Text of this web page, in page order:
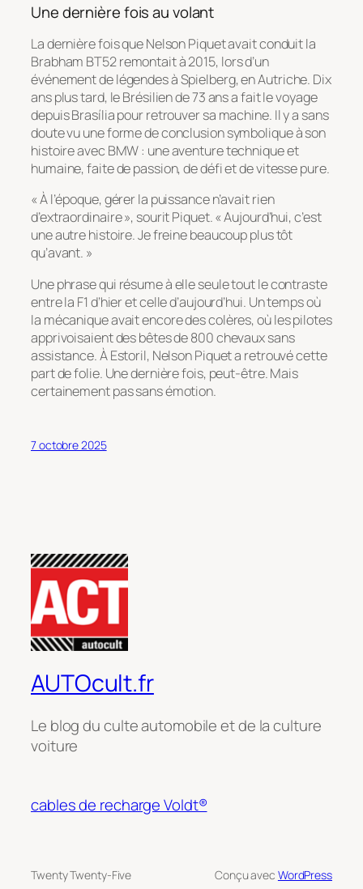
Une dernière fois au volant
La dernière fois que Nelson Piquet avait conduit la
Brabham BT52 remontait à 2015, lors d’un
événement de légendes à Spielberg, en Autriche. Dix
ans plus tard, le Brésilien de 73 ans a fait le voyage
depuis Brasília pour retrouver sa machine. Il y a sans
doute vu une forme de conclusion symbolique à son
histoire avec BMW : une aventure technique et
humaine, faite de passion, de défi et de vitesse pure.
« À l’époque, gérer la puissance n’avait rien
d’extraordinaire », sourit Piquet. « Aujourd’hui, c’est
une autre histoire. Je freine beaucoup plus tôt
qu’avant. »
Une phrase qui résume à elle seule tout le contraste
entre la F1 d’hier et celle d’aujourd’hui. Un temps où
la mécanique avait encore des colères, où les pilotes
apprivoisaient des bêtes de 800 chevaux sans
assistance. À Estoril, Nelson Piquet a retrouvé cette
part de folie. Une dernière fois, peut-être. Mais
certainement pas sans émotion.
7 octobre 2025
AUTOcult.fr
Le blog du culte automobile et de la culture
voiture
cables de recharge Voldt®
Twenty Twenty-Five Conçu avec WordPress